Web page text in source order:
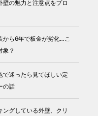
壁の魅力と注意点をプロ
から6年で板金が劣化…こ
象？
で迷ったら見てほしい定
の話
ングしている外壁、クリ